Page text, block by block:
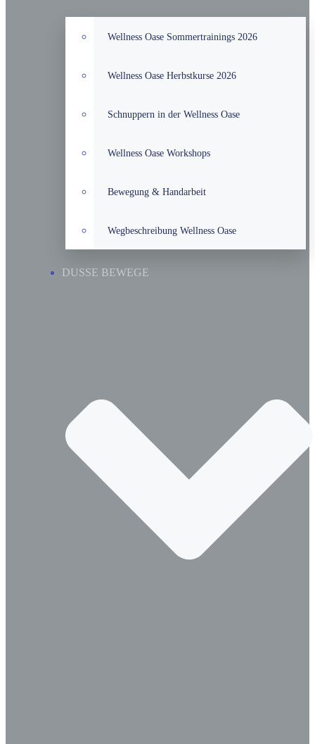
Wellness Oase Sommertrainings 2026
Wellness Oase Herbstkurse 2026
Schnuppern in der Wellness Oase
Wellness Oase Workshops
Bewegung & Handarbeit
Wegbeschreibung Wellness Oase
DUSSE BEWEGE